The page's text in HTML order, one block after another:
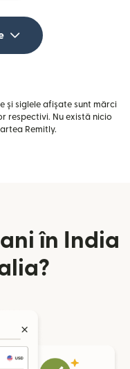
și siglele afișate sunt mărci
respectivi. Nu există nicio
Remitly.
în India